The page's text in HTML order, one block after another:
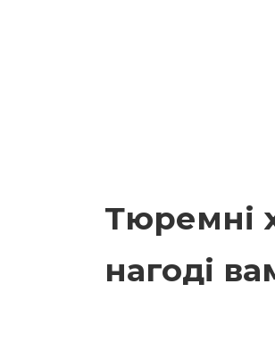
Тюремні
нагоді